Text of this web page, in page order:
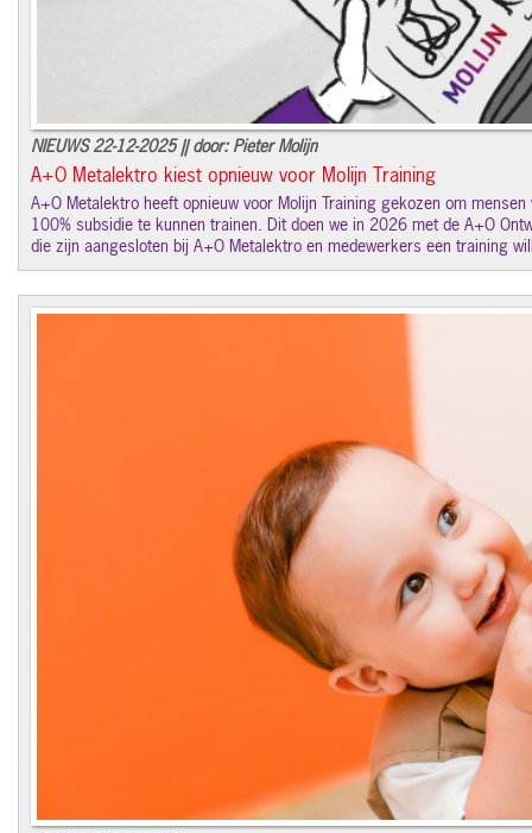
NIEUWS 22-12-2025 || door: Pieter Molijn
A+O Metalektro kiest opnieuw voor Molijn Training
A+O Metalektro heeft opnieuw voor Molijn Training gekozen om
100% subsidie te kunnen trainen. Dit doen we in 2026 met de A+O
die zijn aangesloten bij A+O Metalektro en medewerkers een training